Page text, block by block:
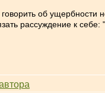
об ущербности
рассуждение к